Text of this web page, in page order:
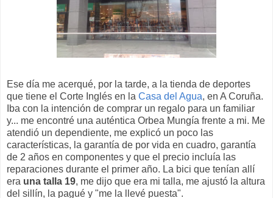
Ese día me acerqué, por la tarde, a la tienda de deportes
que tiene el Corte Inglés en la Casa del Agua, en A Coruña.
Iba con la intención de comprar un regalo para un familiar
y... me encontré una auténtica Orbea Mungía frente a mi. Me
atendió un dependiente, me explicó un poco las
características, la garantía de por vida en cuadro, garantía
de 2 años en componentes y que el precio incluía las
reparaciones durante el primer año. La bici que tenían allí
era una talla 19, me dijo que era mi talla, me ajustó la altura
del sillín, la pagué y "me la llevé puesta".